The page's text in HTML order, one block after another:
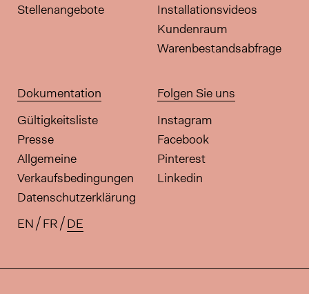
Stellenangebote
Installationsvideos
Kundenraum
Warenbestandsabfrage
Dokumentation
Gültigkeitsliste
Presse
Allgemeine
Verkaufsbedingungen
Datenschutzerklärung
Folgen Sie uns
Instagram
Facebook
Pinterest
Linkedin
Verfügbare Übersetzungen für
EN FR DE